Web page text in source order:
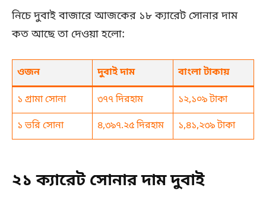
নিচে দুবাই বাজারে আজকের ১৮ ক্যারেট সোনার দাম
কত আছে তা দেওয়া হলো:
ওজন দুবাই দাম বাংলা টাকায়
১ গ্রামা সোনা ৩৭৭ দিরহাম
১২,১০৯ টাকা
১ ভরি সোনা
৪,৩৯৭.২৫ দিরহাম ১,৪১,২৩৯ টাকা
২১ ক্যারেট সোনার দাম দুবাই